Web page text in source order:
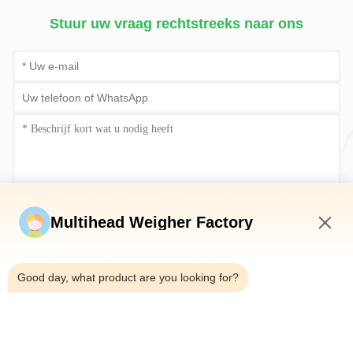
Stuur uw vraag rechtstreeks naar ons
Stuur nu
Multihead Weigher Factory
Good day, what product are you looking for?